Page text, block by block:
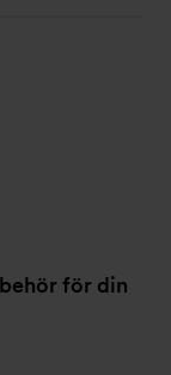
för din